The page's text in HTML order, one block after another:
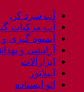
آب سرد کن
آب مرکبات
آبمیوه
آرایشی و
ابزارآلات
اپیلاتور
اتو ایستاده